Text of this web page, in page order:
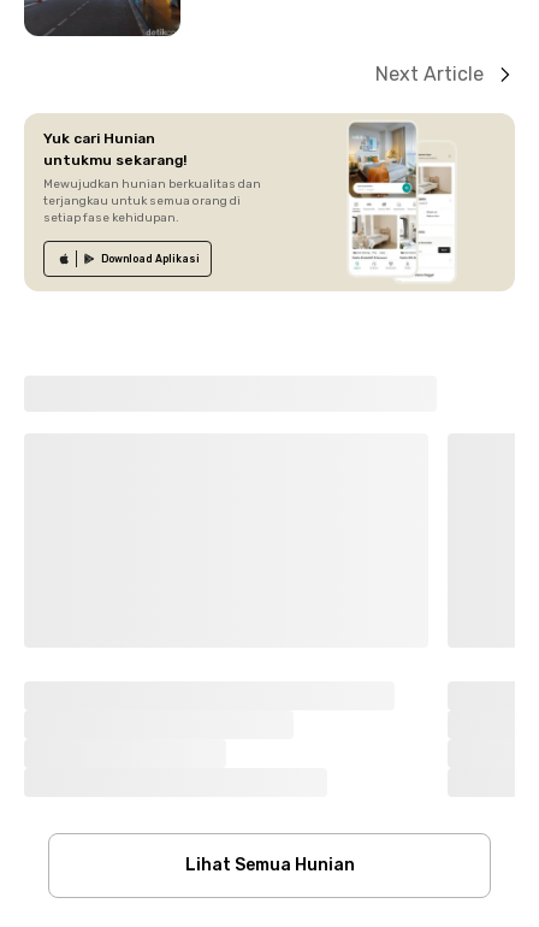
Next Article
Yuk cari Hunian
untukmu sekarang!
Mewujudkan hunian berkualitas dan
terjangkau untuk semua orang di
setiap fase kehidupan.
Download Aplikasi
Lihat Semua Hunian